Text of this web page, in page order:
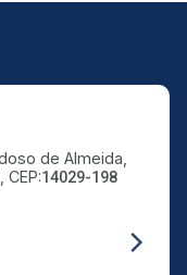
de Almeida,
14029-198